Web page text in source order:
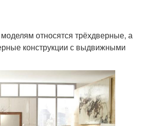
относятся трёхдверные, а
конструкции с выдвижными